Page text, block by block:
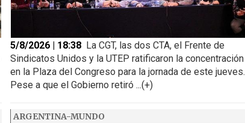
5/8/2026 | 18:38 La CGT, las dos CTA, el Frente de
Sindicatos Unidos y la UTEP ratificaron la concentración
en la Plaza del Congreso para la jornada de este jueves.
Pese a que el Gobierno retiró ...(+)
ARGENTINA-MUNDO